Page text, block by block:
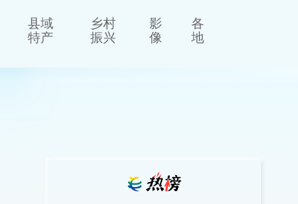
县域
特产
乡村
振兴
影
像
各
地